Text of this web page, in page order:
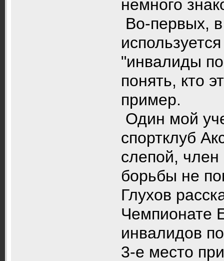
немного
Во-первых,
"инвалиды
понять, кто
пример.
Один мой
спортклуб
слепой,
борьбы не
Глухов
Чемпионате
инвалидов
3-е место